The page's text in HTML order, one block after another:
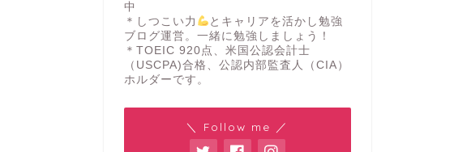
中
＊しつこい力
とキャリアを活かし勉強
ブログ運営。一緒に勉強しましょう！
＊TOEIC 920点、米国公認会計士
（USCPA)合格、公認内部監査人（CIA）
ホルダーです。
＼ Follow me ／